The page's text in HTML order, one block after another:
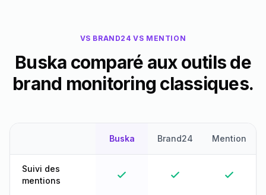
VS BRAND24 VS MENTION
Buska comparé aux outils de
brand monitoring classiques.
Buska Brand24 Mention
Suivi des
mentions